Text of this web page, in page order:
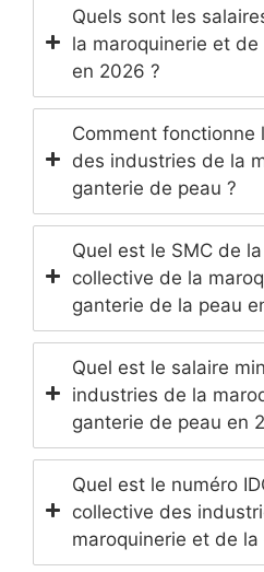
Quels sont les
la maroquinerie et
en 2026 ?
Comment fonctionne
des industries de la
ganterie de peau ?
Quel est le SMC de
collective de la
ganterie de la peau
Quel est le salaire
industries de la
ganterie de peau en
Quel est le numéro
collective des
maroquinerie et de